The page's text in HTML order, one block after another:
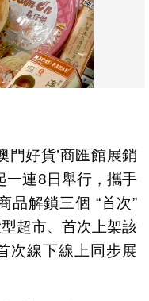
日在高瑪生活百貨展
門好貨’商匯館展銷
一連8日舉行，攜手
品解鎖三個 “首次”
超市、首次上架該
次線下線上同步展